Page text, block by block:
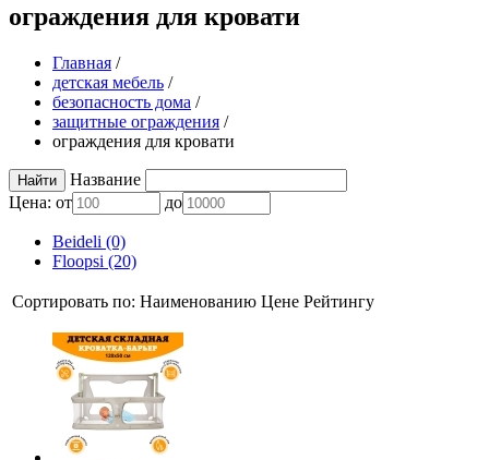
ограждения для кровати
Главная /
детская мебель /
безопасность дома /
защитные ограждения /
ограждения для кровати
Название
Цена: от до
Beideli (0)
Floopsi (20)
Сортировать по: Наименованию Цене Рейтингу